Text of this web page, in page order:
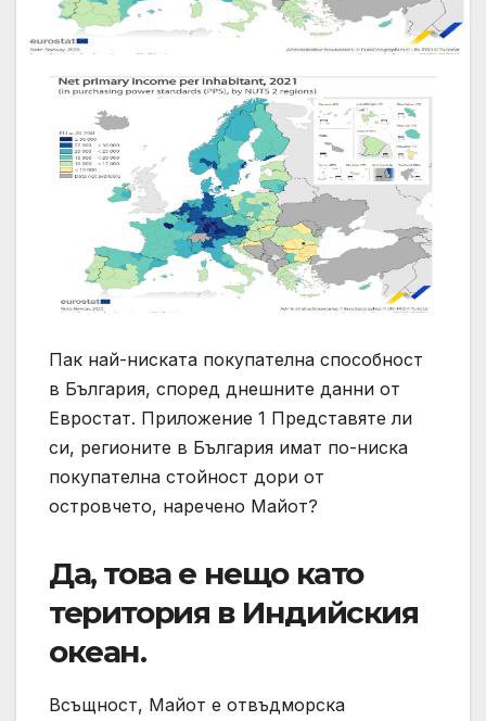
Пак най-ниската покупателна способност
в България, според днешните данни от
Евростат. Приложение 1 Представяте ли
си, регионите в България имат по-ниска
покупателна стойност дори от
островчето, наречено Майот?
Да, това е нещо като
територия в Индийския
океан.
Всъщност, Майот е отвъдморска